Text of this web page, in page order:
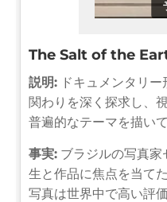
The Salt of the
説明: ドキュメンタリ
関わりを深く探求し、
普遍的なテーマを描いて
事実: ブラジルの写真家
生と作品に焦点を当て
写真は世界中で高い評